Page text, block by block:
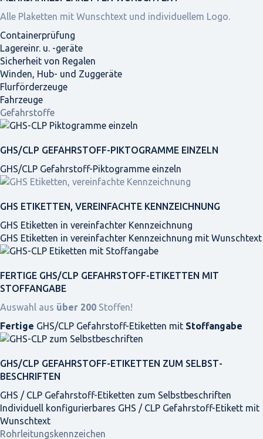
Alle Plaketten mit Wunschtext und individuellem Logo.
Containerprüfung
Lagereinr. u. -geräte
Sicherheit von Regalen
Winden, Hub- und Zuggeräte
Flurförderzeuge
Fahrzeuge
Gefahrstoffe
GHS/CLP GEFAHRSTOFF-PIKTOGRAMME EINZELN
GHS/CLP Gefahrstoff-Piktogramme einzeln
GHS ETIKETTEN, VEREINFACHTE KENNZEICHNUNG
GHS Etiketten in vereinfachter Kennzeichnung
GHS Etiketten in vereinfachter Kennzeichnung mit Wunschtext
FERTIGE GHS/CLP GEFAHRSTOFF-ETIKETTEN MIT
STOFFANGABE
Auswahl aus über 200 Stoffen!
Fertige GHS/CLP Gefahrstoff-Etiketten mit Stoffangabe
GHS/CLP GEFAHRSTOFF-ETIKETTEN ZUM SELBST­
BESCHRIFTEN
GHS / CLP Gefahrstoff-Etiketten zum Selbstbeschriften
Individuell konfigurierbares GHS / CLP Gefahrstoff-Etikett mit
Wunschtext
Rohrleitungskennzeichen